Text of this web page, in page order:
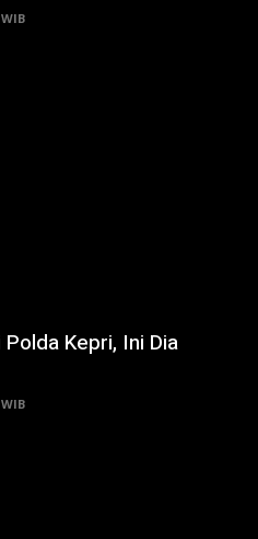
Kepri, Ini Dia